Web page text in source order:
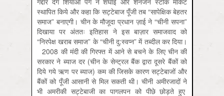
स्थापित किये और कहा कि सट्टेबाज पूँजी तब “सापेक्षिक बेहतर
समाज” बनाएगी। चीन के मौजूदा प्रधान ज़ाई ने “चीनी सपना”
दिखाया पर अंततः इतिहास ने इस बाज़ार समाजवाद को
“निरपेक्ष खराब समाज” के “चीनी दु:स्वप्न” में तब्दील कर दिया।
2008 की मंदी की गिरफ्त में आने से बचने के लिए चीन की
सरकार ने ब्याज दर (चीन के सेन्ट्रल बैंक द्वारा दूसरे बैंकों को
दिये गये ऋण पर ब्याज) कम की जिसके कारण सट्टेबाजों और
बैंकों को पूँजी आसानी से मिल सकती थी। चीनी अमीरजादों ने
भी अमरीकी सट्टेबाजी का पागलपन को पीछे छोड़ते हुए